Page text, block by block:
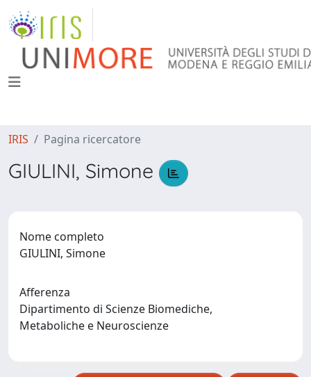
IRIS Pagina ricercatore
GIULINI, Simone
Nome completo
GIULINI, Simone
Afferenza
Dipartimento di Scienze Biomediche,
Metaboliche e Neuroscienze